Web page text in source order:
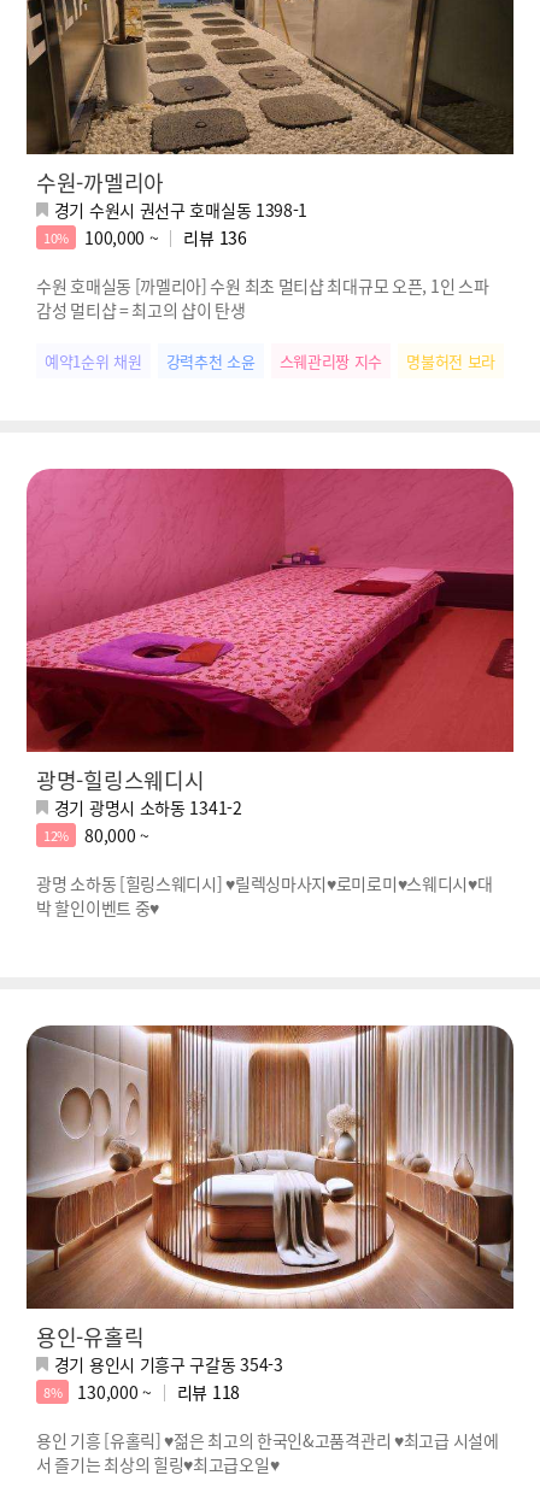
수원-까멜리아
경기 수원시 권선구 호매실동 1398-1
10% 100,000 ~ 리뷰 136
수원 호매실동 [까멜리아] 수원 최초 멀티샵 최대규모 오픈, 1인 스파
감성 멀티샵 = 최고의 샵이 탄생
예약1순위 채원 강력추천 소윤 스웨관리짱 지수 명불허전 보라
광명-힐링스웨디시
경기 광명시 소하동 1341-2
12%
80,000 ~
광명 소하동 [힐링스웨디시] ♥릴렉싱마사지♥로미로미♥스웨디시♥대
박 할인이벤트 중♥
용인-유홀릭
경기 용인시 기흥구 구갈동 354-3
8% 130,000 ~ 리뷰 118
용인 기흥 [유홀릭] ♥젊은 최고의 한국인&고품격관리 ♥최고급 시설에
서 즐기는 최상의 힐링♥최고급오일♥